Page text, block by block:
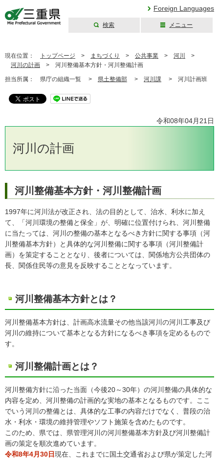
Foreign Languages
検索 メニュー
現在位置： トップページ > まちづくり > 公共事業 > 河川
>
河川の計画 > 河川整備基本方針・河川整備計画
担当所属： 県庁の組織一覧 > 県土整備部 > 河川課 > 河川計画班
令和08年04月21日
河川の計画
河川整備基本方針・河川整備計画
1997年に河川法が改正され、法の目的として、治水、利水に加え
て、「河川環境の整備と保全」が、明確に位置付けられ、河川整備
に当たっては、河川の整備の基本となるべき方針に関する事項（河
川整備基本方針）と具体的な河川整備に関する事項（河川整備計
画）を策定することとなり、後者については、関係地方公共団体の
長、関係住民等の意見を反映することとなっています。
河川整備基本方針とは？
河川整備基本方針は、計画高水流量その他当該河川の河川工事及び
河川の維持について基本となる方針になるべき事項を定めるもので
す。
河川整備計画とは？
河川整備方針に沿った当面（今後20～30年）の河川整備の具体的な
内容を定め、河川整備の計画的な実地の基本となるものです。ここ
でいう河川の整備とは、具体的な工事の内容だけでなく、普段の治
水・利水・環境の維持管理やソフト施策を含めたものです。
このため、県では、県管理河川の河川整備基本方針及び河川整備計
画の策定を順次進めています。
令和8年4月30日現在、これまでに国土交通省および県が策定した河